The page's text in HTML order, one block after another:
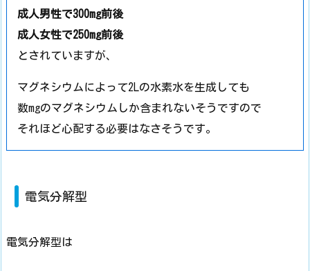
成人男性で300mg前後
成人女性で250mg前後
とされていますが、
マグネシウムによって2Lの水素水を生成しても
数mgのマグネシウムしか含まれないそうですので
それほど心配する必要はなさそうです。
電気分解型
電気分解型は